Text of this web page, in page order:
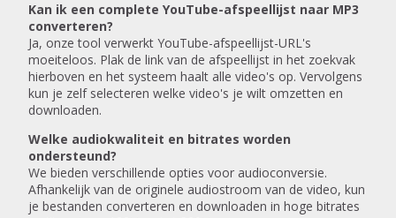
Kan ik een complete YouTube-afspeellijst naar MP3
converteren?
Ja, onze tool verwerkt YouTube-afspeellijst-URL's
moeiteloos. Plak de link van de afspeellijst in het zoekvak
hierboven en het systeem haalt alle video's op. Vervolgens
kun je zelf selecteren welke video's je wilt omzetten en
downloaden.
Welke audiokwaliteit en bitrates worden
ondersteund?
We bieden verschillende opties voor audioconversie.
Afhankelijk van de originele audiostroom van de video, kun
je bestanden converteren en downloaden in hoge bitrates